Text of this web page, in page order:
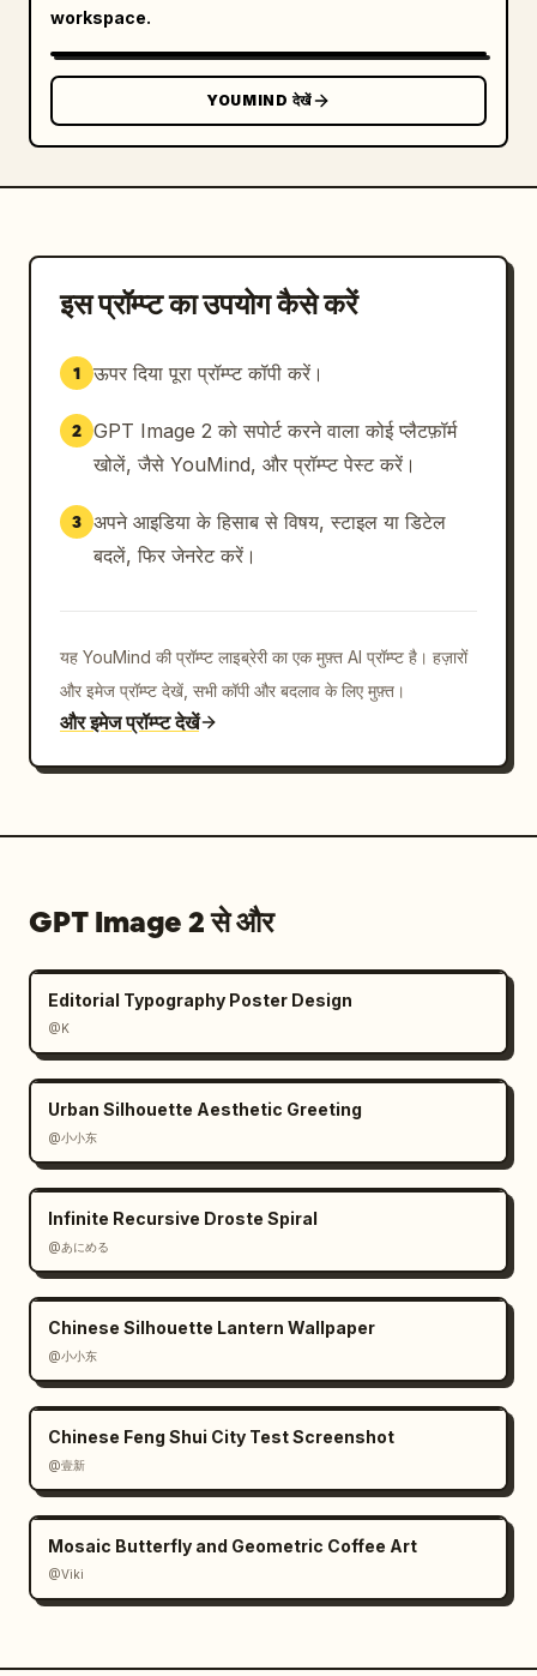
workspace.
YOUMIND देखें
इस प्रॉम्प्ट का उपयोग कैसे करें
1 ऊपर दिया पूरा प्रॉम्प्ट कॉपी करें।
2 GPT Image 2 को सपोर्ट करने वाला कोई प्लैटफ़ॉर्म
खोलें, जैसे YouMind, और प्रॉम्प्ट पेस्ट करें।
3 अपने आइडिया के हिसाब से विषय, स्टाइल या डिटेल
बदलें, फिर जेनरेट करें।
यह YouMind की प्रॉम्प्ट लाइब्रेरी का एक मुफ़्त AI प्रॉम्प्ट है। हज़ारों
और इमेज प्रॉम्प्ट देखें, सभी कॉपी और बदलाव के लिए मुफ़्त।
और इमेज प्रॉम्प्ट देखें
GPT Image 2 से और
Editorial Typography Poster Design
@K
Urban Silhouette Aesthetic Greeting
@小小东
Infinite Recursive Droste Spiral
@あにめる
Chinese Silhouette Lantern Wallpaper
@小小东
Chinese Feng Shui City Test Screenshot
@壹新
Mosaic Butterfly and Geometric Coffee Art
@Viki